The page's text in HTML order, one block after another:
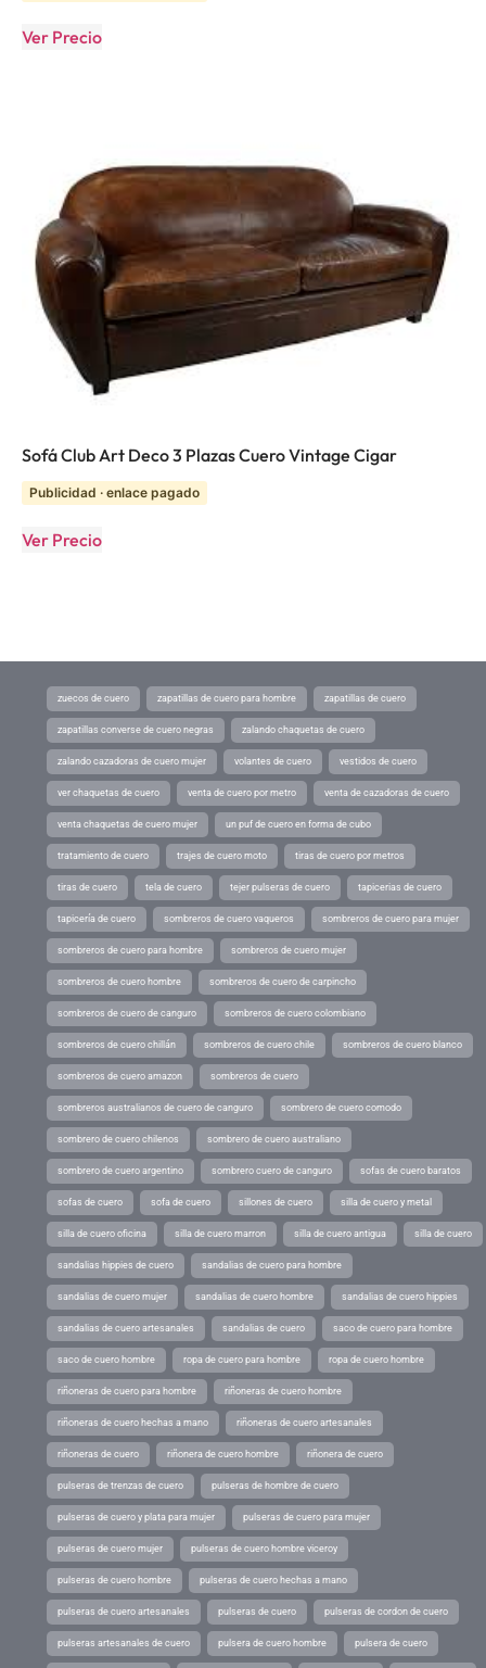
Ver Precio
Sofá Club Art Deco 3 Plazas Cuero Vintage Cigar
Publicidad · enlace pagado
Ver Precio
zuecos de cuero zapatillas de cuero para hombre zapatillas de cuero
zapatillas converse de cuero negras zalando chaquetas de cuero
zalando cazadoras de cuero mujer volantes de cuero vestidos de cuero
ver chaquetas de cuero venta de cuero por metro venta de cazadoras de cuero
venta chaquetas de cuero mujer un puf de cuero en forma de cubo
tratamiento de cuero trajes de cuero moto tiras de cuero por metros
tiras de cuero tela de cuero tejer pulseras de cuero tapicerias de cuero
tapicería de cuero sombreros de cuero vaqueros sombreros de cuero para mujer
sombreros de cuero para hombre sombreros de cuero mujer
sombreros de cuero hombre sombreros de cuero de carpincho
sombreros de cuero de canguro sombreros de cuero colombiano
sombreros de cuero chillán sombreros de cuero chile sombreros de cuero blanco
sombreros de cuero amazon sombreros de cuero
sombreros australianos de cuero de canguro sombrero de cuero comodo
sombrero de cuero chilenos sombrero de cuero australiano
sombrero de cuero argentino sombrero cuero de canguro sofas de cuero baratos
sofas de cuero sofa de cuero sillones de cuero silla de cuero y metal
silla de cuero oficina silla de cuero marron silla de cuero antigua silla de cuero
sandalias hippies de cuero sandalias de cuero para hombre
sandalias de cuero mujer sandalias de cuero hombre sandalias de cuero hippies
sandalias de cuero artesanales sandalias de cuero saco de cuero para hombre
saco de cuero hombre ropa de cuero para hombre ropa de cuero hombre
riñoneras de cuero para hombre riñoneras de cuero hombre
riñoneras de cuero hechas a mano riñoneras de cuero artesanales
riñoneras de cuero riñonera de cuero hombre riñonera de cuero
pulseras de trenzas de cuero pulseras de hombre de cuero
pulseras de cuero y plata para mujer pulseras de cuero para mujer
pulseras de cuero mujer pulseras de cuero hombre viceroy
pulseras de cuero hombre pulseras de cuero hechas a mano
pulseras de cuero artesanales pulseras de cuero pulseras de cordon de cuero
pulseras artesanales de cuero pulsera de cuero hombre pulsera de cuero